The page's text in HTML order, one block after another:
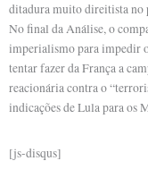
ditadura muito direitista no
No final da Análise, o
imperialismo para impedir
tentar fazer da França a
reacionária contra o
indicações de Lula para os
[js-disqus]